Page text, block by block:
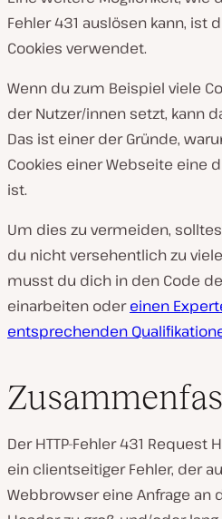
Fehler 431 auslösen kann, ist
Cookies verwendet.
Wenn du zum Beispiel viele
der Nutzer/innen setzt, kann
Das ist einer der Gründe,
Cookies einer Webseite eine
ist.
Um dies zu vermeiden,
du nicht versehentlich zu
musst du dich in den Code
einarbeiten odereinen
entsprechenden
Der HTTP-Fehler 431 Request
ein clientseitiger Fehler, der
Webbrowser eine Anfrage an